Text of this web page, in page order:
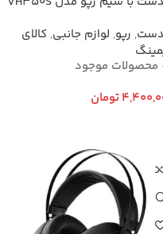
, رپو, لوازم جانبی, کالای
محصولات موجود
تومان